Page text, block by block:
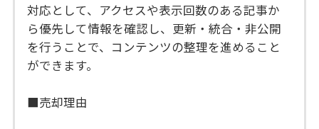
対応として、アクセスや表示回数のある記事か
ら優先して情報を確認し、更新・統合・非公開
を行うことで、コンテンツの整理を進めること
ができます。
■売却理由